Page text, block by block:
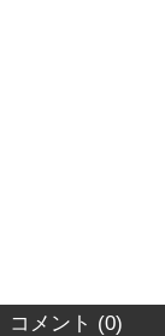
コメント (0)